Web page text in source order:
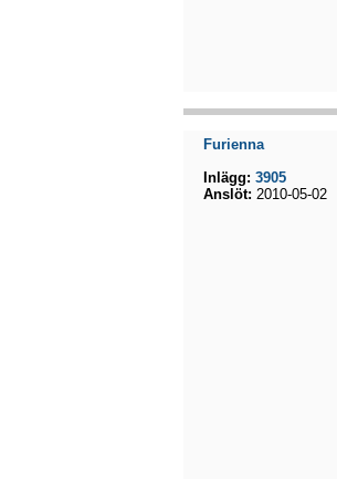
Furienna
Inlägg: 3905
Anslöt: 2010-05-02